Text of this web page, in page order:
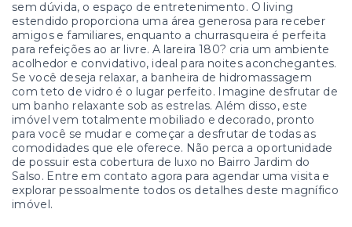
sem dúvida, o espaço de entretenimento. O living
estendido proporciona uma área generosa para receber
amigos e familiares, enquanto a churrasqueira é perfeita
para refeições ao ar livre. A lareira 180? cria um ambiente
acolhedor e convidativo, ideal para noites aconchegantes.
Se você deseja relaxar, a banheira de hidromassagem
com teto de vidro é o lugar perfeito. Imagine desfrutar de
um banho relaxante sob as estrelas. Além disso, este
imóvel vem totalmente mobiliado e decorado, pronto
para você se mudar e começar a desfrutar de todas as
comodidades que ele oferece. Não perca a oportunidade
de possuir esta cobertura de luxo no Bairro Jardim do
Salso. Entre em contato agora para agendar uma visita e
explorar pessoalmente todos os detalhes deste magnífico
imóvel.